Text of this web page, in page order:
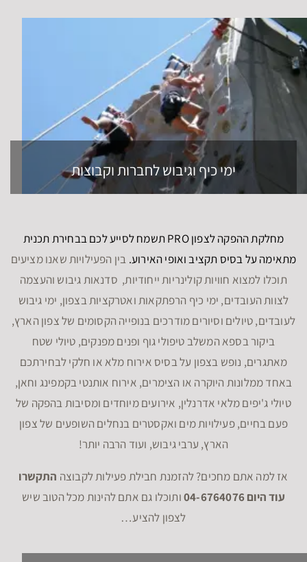
ימי כיף וגיבוש לחברות וקבוצות
מחלקת ההפקה לצפון PRO תשמח לסייע לכם בבחירת תכנית
מתאימה על בסיס תקציב ואופי האירוע. בין הפעילויות שאנו מציעים
תוכלו למצוא חוויות קולינריות ייחודיות, סדנאות גיבוש והעצמה
לצוות העובדים, ימי כיף הרפתקאות ואטרקציות בצפון, ימי גיבוש
לעובדים, טיולים וסיורים מודרכים בנופייה הקסומים של צפון הארץ,
ביקור בספא המשלב טיפולי גוף ופנים מפנקים, טיולי שטח
מאתגרים, נופש בצפון על בסיס אירוח מלא או חלקי לבחירתכם
באחד ממלונות היוקרה או הצימרים, אירוח אותנטי בקמפינג וחאן,
טיולי ג'יפים מלאי אדרנלין, אירועים מיוחדים ומסיבות בהפקה של
פעם בחיים, פעילויות מים ואקסטרים בנחלים השופעים של צפון
הארץ, ערבי גיבוש, ועוד הרבה יותר!
אז למה אתם מחכים? להזמנת חבילת פעילות לקבוצה התקשרו
עוד היום 04-6764076
ותוכלו גם אתם להינות מכל הטוב שיש
לצפון להציע…